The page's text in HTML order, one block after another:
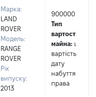
Марка:
LAND
ROVER
Модель:
RANGE
ROVER
Рік
випуску:
2013
900000
Тип
вартості
майна: це
вартість на
дату
набуття
права